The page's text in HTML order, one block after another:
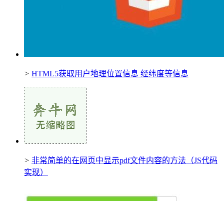
> HTML5获取用户地理位置信息 经纬度等信息
> 非常简单的在网页中显示pdf文件内容的方法（JS代码
实现）